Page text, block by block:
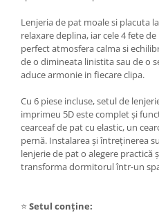
Lenjeria de pat moale si placuta
relaxare deplina, iar cele 4 fete
perfect atmosfera calma si
de o dimineata linistita sau de o
aduce armonie in fiecare clipa.
Cu 6 piese incluse, setul de
imprimeu 5D este complet și
cearceaf de pat cu elastic, un
pernă. Instalarea și întreținerea
lenjerie de pat o alegere practică
transforma dormitorul într-un
⭐ Setul conține: